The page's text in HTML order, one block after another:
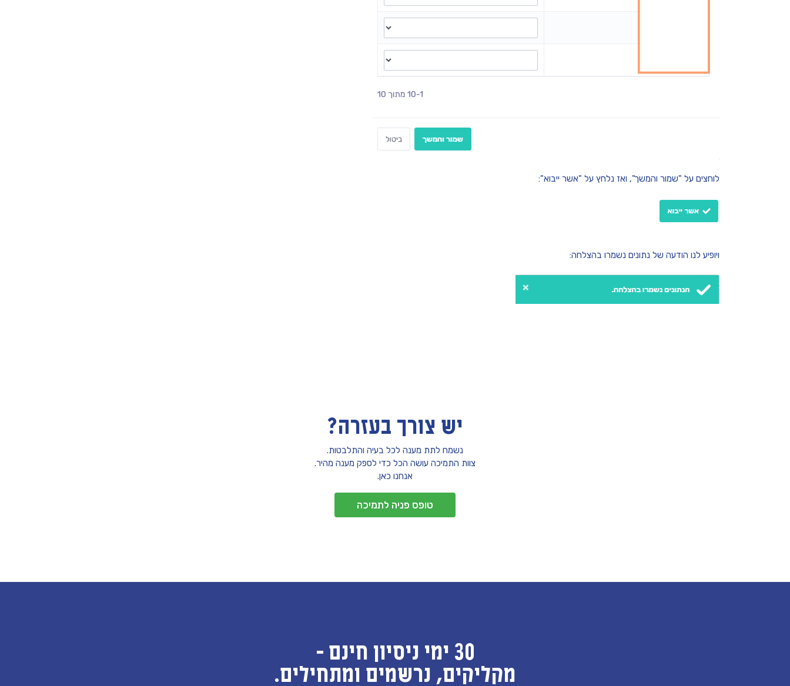
לוחצים על "שמור והמשך", ואז נלחץ על "אשר ייבוא":
ויופיע לנו הודעה של נתונים נשמרו בהצלחה:
יש צורך בעזרה?
נשמח לתת מענה לכל בעיה והתלבטות.
צוות התמיכה עושה הכל כדי לספק מענה מהיר.
אנחנו כאן.
טופס פניה לתמיכה
30 ימי ניסיון חינם -
מקליקים, נרשמים ומתחילים.